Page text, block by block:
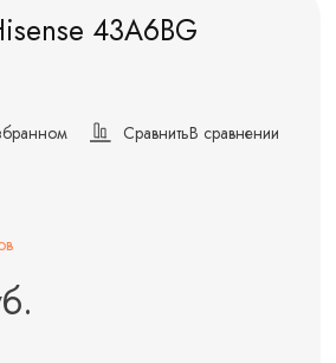
43A6BG
СравнитьВ сравнении